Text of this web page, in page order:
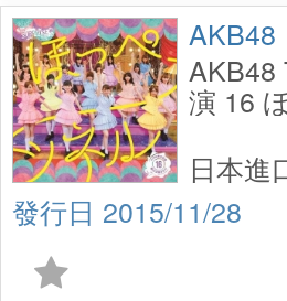
AKB48
AKB48
演 16
2015/11/28
日本進